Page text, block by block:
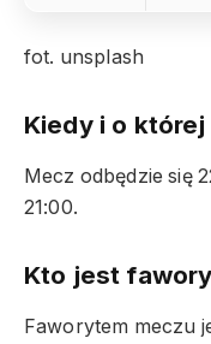
fot. unsplash
Kiedy i o
Mecz odbędzie się
21:00.
Kto jest
Faworytem meczu